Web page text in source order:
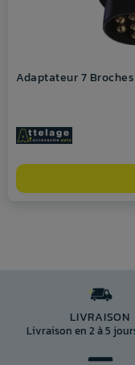
Adaptateur 7
LIVRAISON
Livraison en 2 à 5